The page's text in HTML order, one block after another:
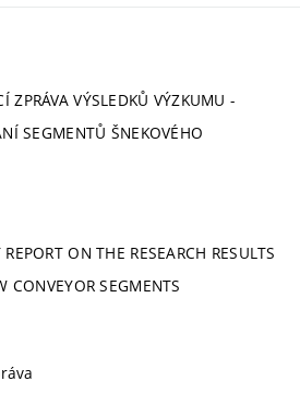
ZPRÁVA VÝSLEDKŮ VÝZKUMU -
SEGMENTŮ ŠNEKOVÉHO
ON THE RESEARCH RESULTS
CONVEYOR SEGMENTS